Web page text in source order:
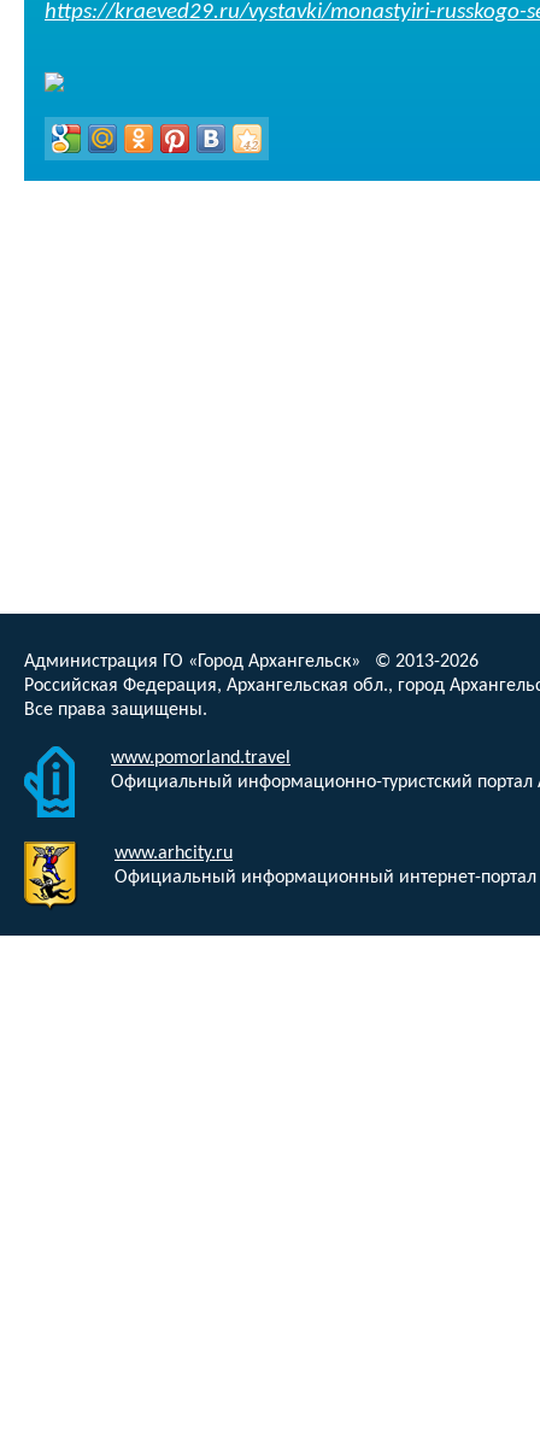
https://kraeved29.ru/vystavki/monastyiri-russkogo-
Администрация ГО «Город Архангельск» © 2013-2026
Российская Федерация, Архангельская обл., город
Все права защищены.
www.pomorland.travel
Официальный информационно-туристский портал
www.arhcity.ru
Официальный информационный интернет-портал